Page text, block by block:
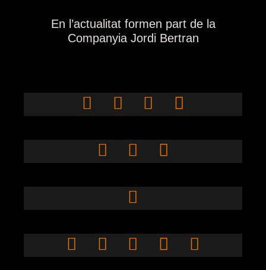
En l’actualitat formen part de la
Companyia Jordi Bertran
Isabel
Martínez
Eduardo
Telletxea
Toni Ubach
Inés Alarcón